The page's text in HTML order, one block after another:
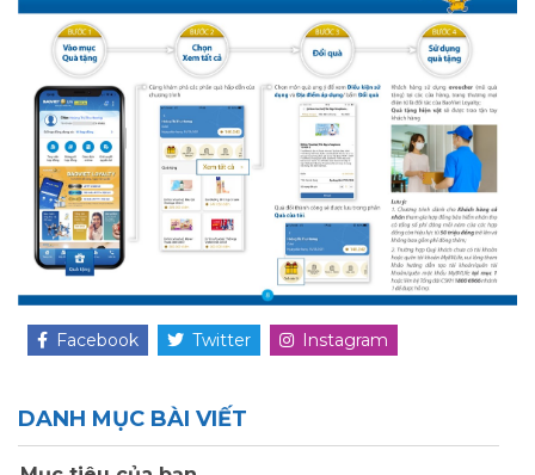
Facebook Twitter Instagram
DANH MỤC BÀI VIẾT